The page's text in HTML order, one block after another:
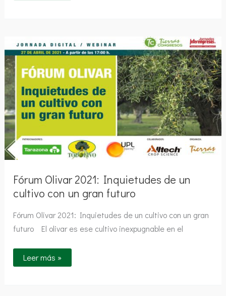
Fórum Olivar 2021: Inquietudes de un
cultivo con un gran futuro
Fórum Olivar 2021: Inquietudes de un cultivo con un gran
futuro El olivar es ese cultivo inexpugnable en el
Olivar
2021:
Inquietudes
de
un
cultivo
con
un
gran
futuro
Leer más »